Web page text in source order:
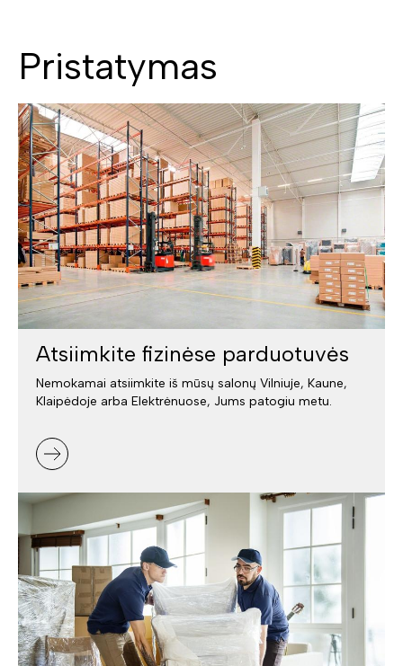
Pristatymas
Atsiimkite fizinėse parduotuvės
Nemokamai atsiimkite iš mūsų salonų Vilniuje, Kaune,
Klaipėdoje arba Elektrėnuose, Jums patogiu metu.